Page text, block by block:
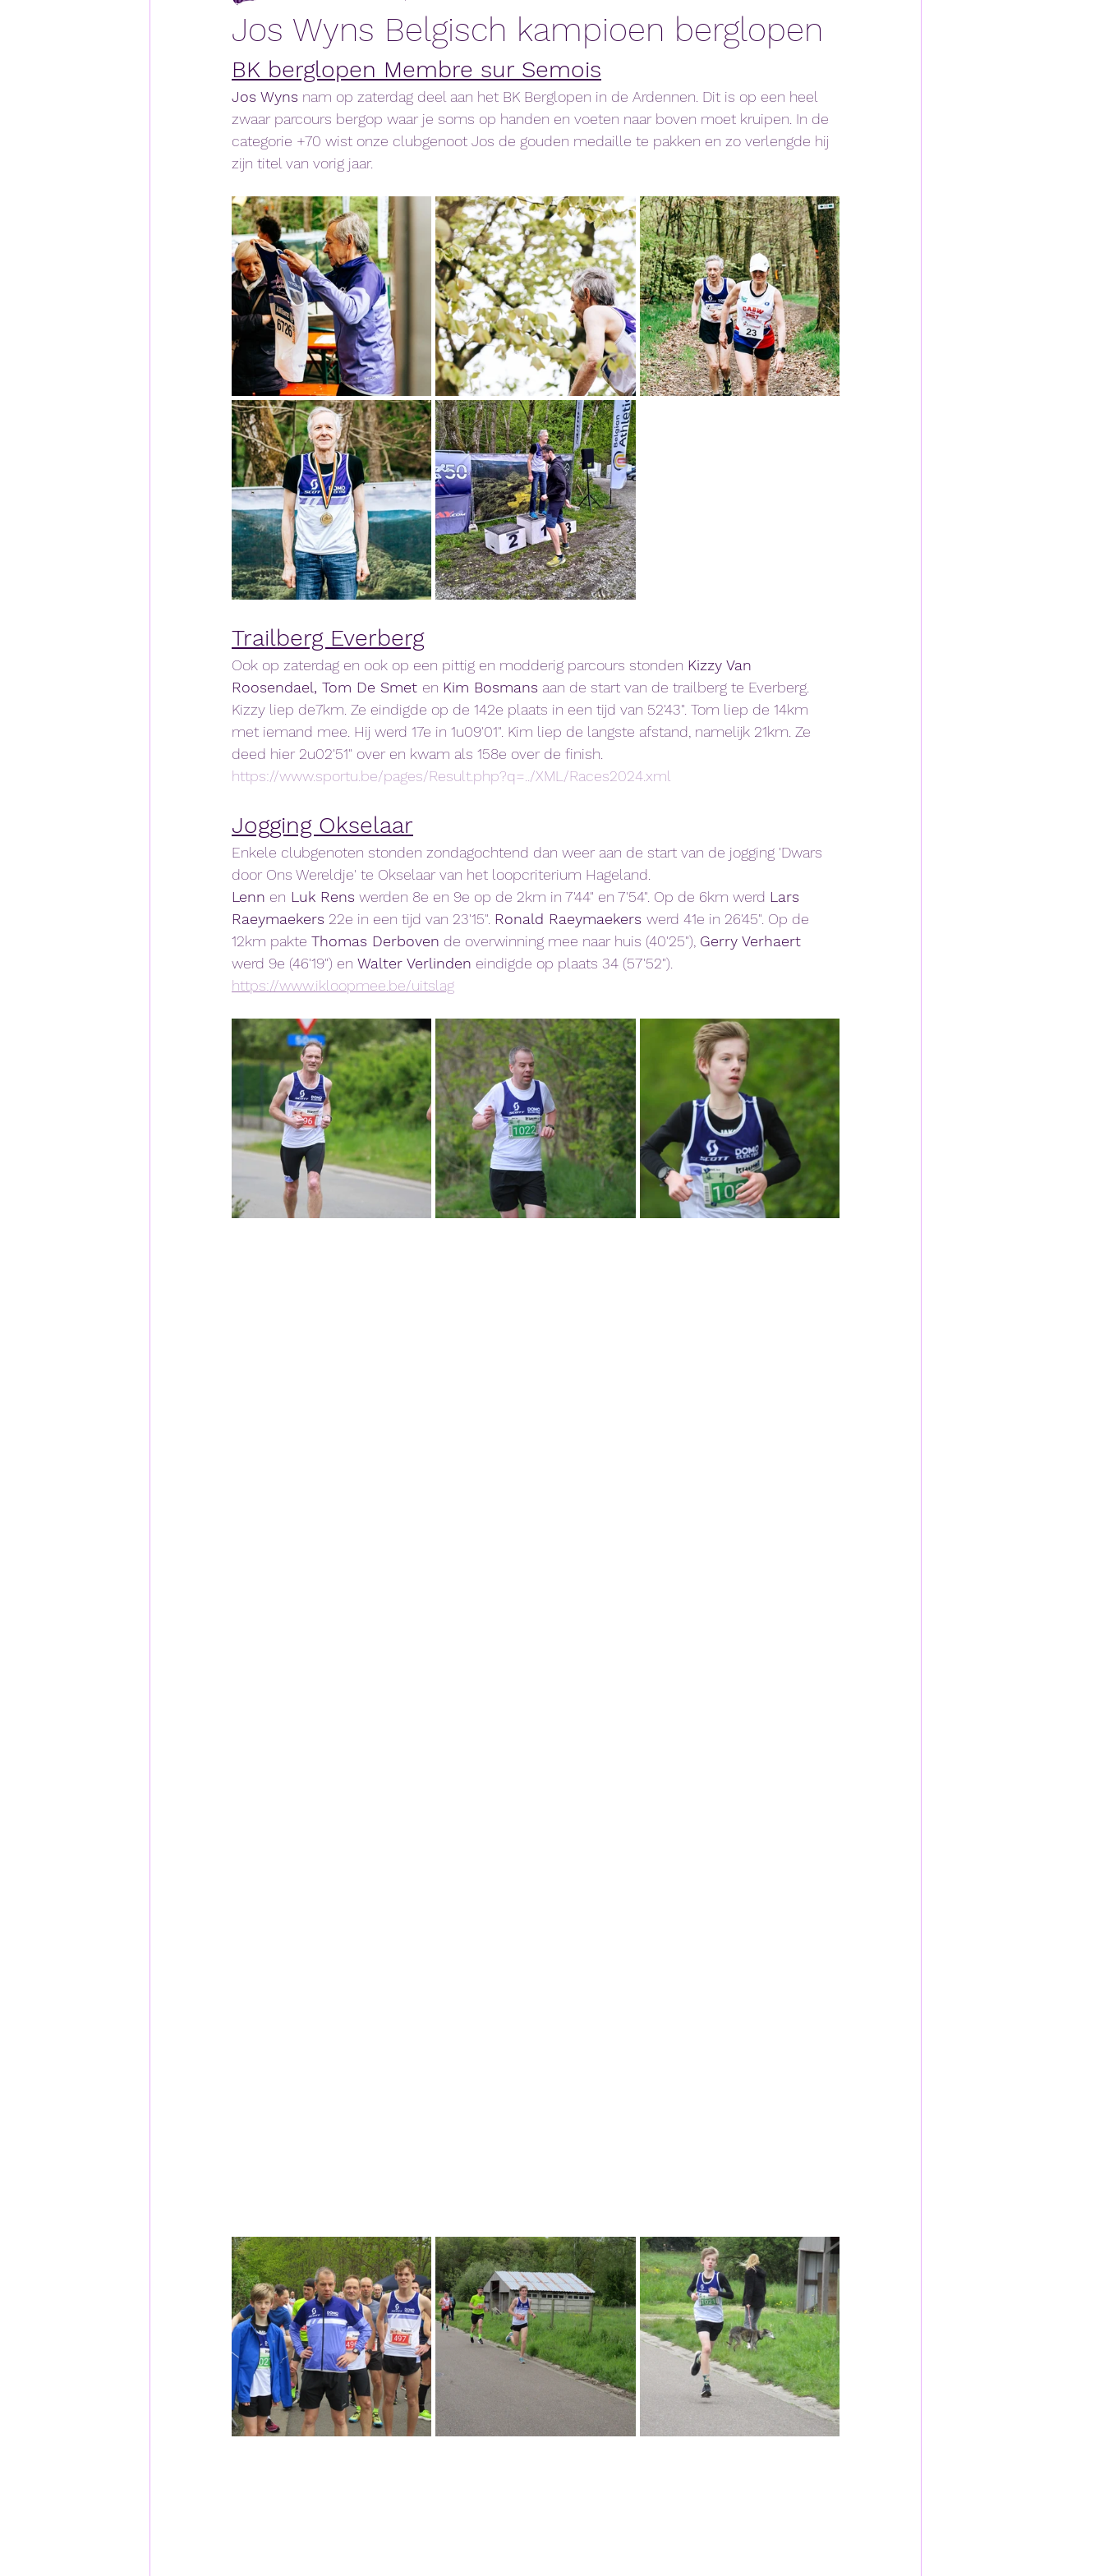
Jos Wyns Belgisch kampioen berglopen
BK berglopen Membre sur Semois
Jos Wyns nam op zaterdag deel aan het BK Berglopen in de Ardennen. Dit is op een heel
zwaar parcours bergop waar je soms op handen en voeten naar boven moet kruipen. In de
categorie +70 wist onze clubgenoot Jos de gouden medaille te pakken en zo verlengde hij
zijn titel van vorig jaar.
Trailberg Everberg
Ook op zaterdag en ook op een pittig en modderig parcours stonden Kizzy Van
Roosendael, Tom De Smet en Kim Bosmans aan de start van de trailberg te Everberg.
Kizzy liep de7km. Ze eindigde op de 142e plaats in een tijd van 52'43". Tom liep de 14km
met iemand mee. Hij werd 17e in 1u09'01". Kim liep de langste afstand, namelijk 21km. Ze
deed hier 2u02'51" over en kwam als 158e over de finish.
https://www.sportu.be/pages/Result.php?q=../XML/Races2024.xml
Jogging Okselaar
Enkele clubgenoten stonden zondagochtend dan weer aan de start van de jogging 'Dwars
door Ons Wereldje' te Okselaar van het loopcriterium Hageland.
Lenn en Luk Rens werden 8e en 9e op de 2km in 7'44" en 7'54". Op de 6km werd Lars
Raeymaekers 22e in een tijd van 23'15". Ronald Raeymaekers werd 41e in 26'45". Op de
12km pakte Thomas Derboven de overwinning mee naar huis (40'25"), Gerry Verhaert
werd 9e (46'19") en Walter Verlinden eindigde op plaats 34 (57'52").
https://www.ikloopmee.be/uitslag